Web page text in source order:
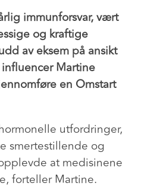
immunforsvar, vært
og kraftige
av eksem på ansikt
Martine
en Omstart
utfordringer,
smertestillende og
at medisinene
forteller Martine.